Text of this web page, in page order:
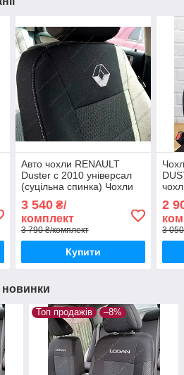
Авто чохли RENAULT
Duster с 2010 універсал
(суцільна спинка) Чохли
2010
3 540₴/
комплект
3 790 ₴/комплект
Купити
2
3
новинки
Топ продажів –8%